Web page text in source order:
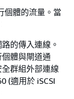
個體的流量。當
的傳入連線。
體與閘道通
群組外部連線
(適用於 iSCSI